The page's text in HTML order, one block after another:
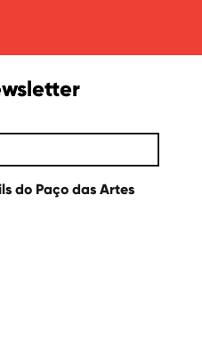
do Paço das Artes